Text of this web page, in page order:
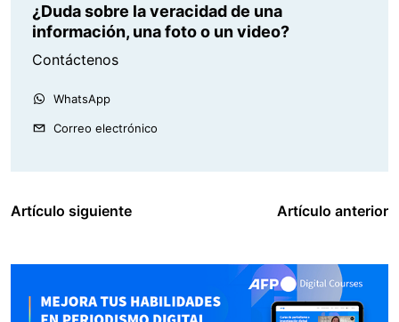
¿Duda sobre la veracidad de una
información, una foto o un video?
Contáctenos
WhatsApp
Correo electrónico
Artículo siguiente Artículo anterior